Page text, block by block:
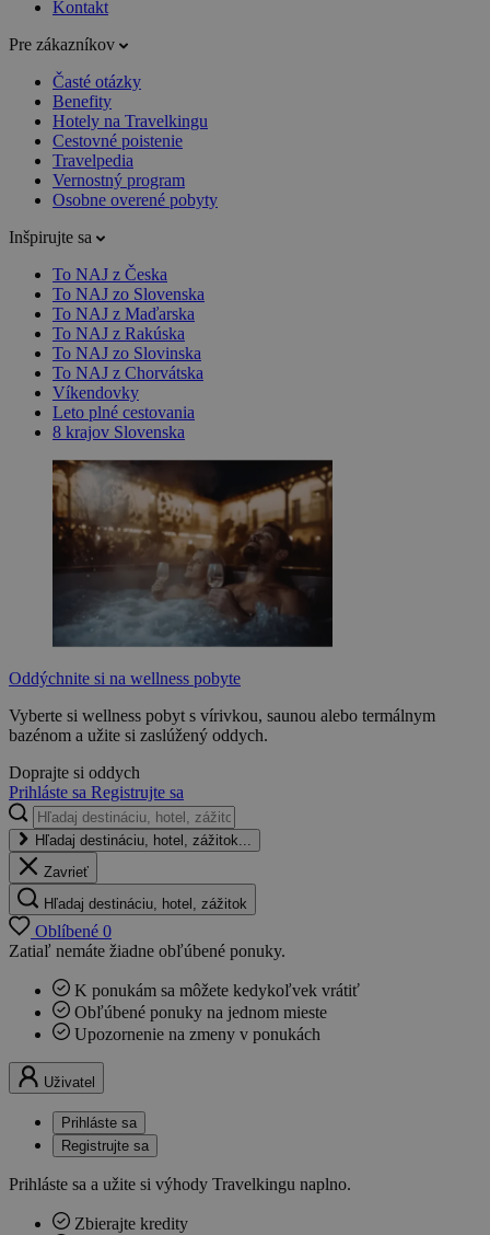
Kontakt
Pre zákazníkov
Časté otázky
Benefity
Hotely na Travelkingu
Cestovné poistenie
Travelpedia
Vernostný program
Osobne overené pobyty
Inšpirujte sa
To NAJ z Česka
To NAJ zo Slovenska
To NAJ z Maďarska
To NAJ z Rakúska
To NAJ zo Slovinska
To NAJ z Chorvátska
Víkendovky
Leto plné cestovania
8 krajov Slovenska
Oddýchnite si na wellness pobyte
Vyberte si wellness pobyt s vírivkou, saunou alebo termálnym
bazénom a užite si zaslúžený oddych.
Doprajte si oddych
Prihláste sa Registrujte sa
Hľadaj destináciu, hotel, zážitok...
Zavrieť
Hľadaj destináciu, hotel, zážitok
Oblíbené 0
Zatiaľ nemáte žiadne obľúbené ponuky.
K ponukám sa môžete kedykoľvek vrátiť
Obľúbené ponuky na jednom mieste
Upozornenie na zmeny v ponukách
Uživatel
Prihláste sa
Registrujte sa
Prihláste sa a užite si výhody Travelkingu naplno.
Zbierajte kredity